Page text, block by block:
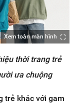
Xem toàn màn hình
thời trang trẻ
ưa chuộng
trẻ khác với gam